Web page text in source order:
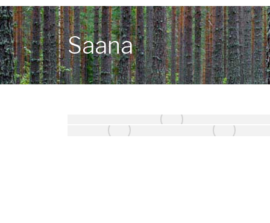
Saana